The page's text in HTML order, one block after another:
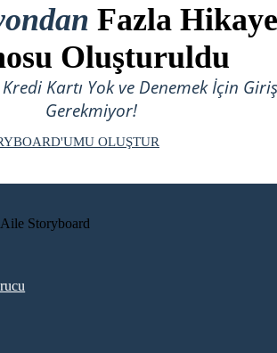
Fazla Hikaye
Oluşturuldu
Kartı Yok ve Denemek İçin Giriş
Gerekmiyor!
OLUŞTUR